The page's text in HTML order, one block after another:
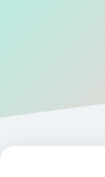
Gizlilik Politikası
Yasal Uyarı